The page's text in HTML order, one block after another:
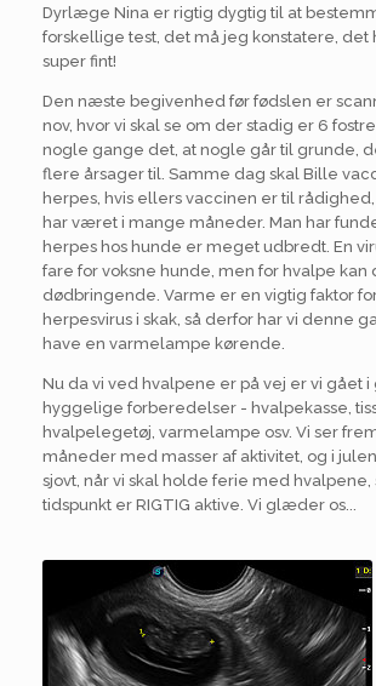
Dyrlæge Nina er rigtig dygtig til at
forskellige test, det må jeg konstatere, det
super fint!
Den næste begivenhed før fødslen er
nov, hvor vi skal se om der stadig er 6
nogle gange det, at nogle går til grunde,
flere årsager til. Samme dag skal Bille
herpes, hvis ellers vaccinen er til
har været i mange måneder. Man har
herpes hos hunde er meget udbredt. En
fare for voksne hunde, men for hvalpe
dødbringende. Varme er en vigtig faktor
herpesvirus i skak, så derfor har vi denne
have en varmelampe kørende.
Nu da vi ved hvalpene er på vej er vi gået
hyggelige forberedelser - hvalpekasse,
hvalpelegetøj, varmelampe osv. Vi ser
måneder med masser af aktivitet, og i
sjovt, når vi skal holde ferie med hvalpene,
tidspunkt er RIGTIG aktive. Vi glæder os...